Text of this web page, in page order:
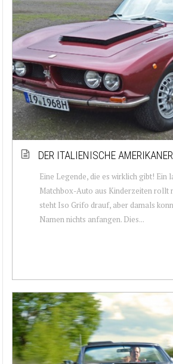
DER ITALIENISCHE AMERIKANER
Eine Legende, die es wirklich gibt! Ein
Matchbox-Auto aus Kinderzeiten rollt
steht Iso Grifo drauf, aber damals
Namen nichts anfangen. Dies...